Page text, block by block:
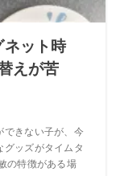
ネット時
えが苦
できない子が、今
グッズがタイムタ
の特徴がある場